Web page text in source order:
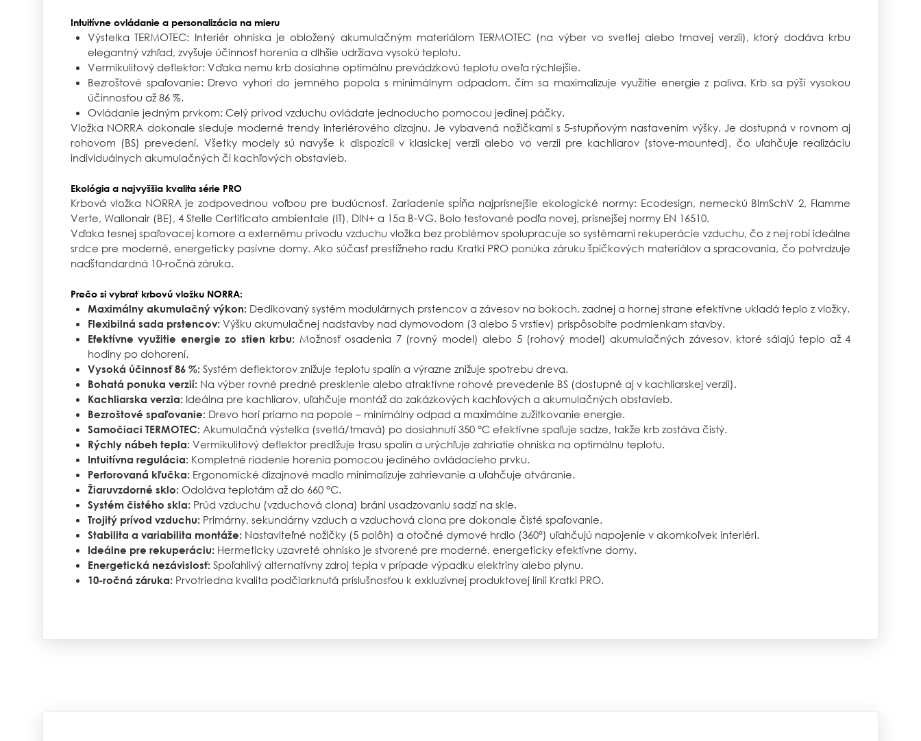
Intuitívne ovládanie a personalizácia na mieru
Výstelka TERMOTEC: Interiér ohniska je obložený akumulačným materiálom TERMOTEC (na výber vo svetlej alebo tmavej verzii), ktorý dodáva krbu
elegantný vzhľad, zvyšuje účinnosť horenia a dlhšie udržiava vysokú teplotu.
Vermikulitový deflektor: Vďaka nemu krb dosiahne optimálnu prevádzkovú teplotu oveľa rýchlejšie.
Bezroštové spaľovanie: Drevo vyhorí do jemného popola s minimálnym odpadom, čím sa maximalizuje využitie energie z paliva. Krb sa pýši vysokou
účinnosťou až 86 %.
Ovládanie jedným prvkom: Celý prívod vzduchu ovládate jednoducho pomocou jedinej páčky.
Vložka NORRA dokonale sleduje moderné trendy interiérového dizajnu. Je vybavená nožičkami s 5-stupňovým nastavením výšky. Je dostupná v rovnom aj
rohovom (BS) prevedení. Všetky modely sú navyše k dispozícii v klasickej verzii alebo vo verzii pre kachliarov (stove-mounted), čo uľahčuje realizáciu
individuálnych akumulačných či kachľových obstavieb.
Ekológia a najvyššia kvalita série PRO
Krbová vložka NORRA je zodpovednou voľbou pre budúcnosť. Zariadenie spĺňa najprísnejšie ekologické normy: Ecodesign, nemeckú BlmSchV 2, Flamme
Verte, Wallonair (BE), 4 Stelle Certificato ambientale (IT), DIN+ a 15a B-VG. Bolo testované podľa novej, prísnejšej normy EN 16510.
Vďaka tesnej spaľovacej komore a externému prívodu vzduchu vložka bez problémov spolupracuje so systémami rekuperácie vzduchu, čo z nej robí ideálne
srdce pre moderné, energeticky pasívne domy. Ako súčasť prestížneho radu Kratki PRO ponúka záruku špičkových materiálov a spracovania, čo potvrdzuje
nadštandardná 10-ročná záruka.
Prečo si vybrať krbovú vložku NORRA:
Maximálny akumulačný výkon: Dedikovaný systém modulárnych prstencov a závesov na bokoch, zadnej a hornej strane efektívne ukladá teplo z vložky.
Flexibilná sada prstencov: Výšku akumulačnej nadstavby nad dymovodom (3 alebo 5 vrstiev) prispôsobíte podmienkam stavby.
Efektívne využitie energie zo stien krbu: Možnosť osadenia 7 (rovný model) alebo 5 (rohový model) akumulačných závesov, ktoré sálajú teplo až 4
hodiny po dohorení.
Vysoká účinnosť 86 %: Systém deflektorov znižuje teplotu spalín a výrazne znižuje spotrebu dreva.
Bohatá ponuka verzií: Na výber rovné predné presklenie alebo atraktívne rohové prevedenie BS (dostupné aj v kachliarskej verzii).
Kachliarska verzia: Ideálna pre kachliarov, uľahčuje montáž do zakázkových kachľových a akumulačných obstavieb.
Bezroštové spaľovanie: Drevo horí priamo na popole – minimálny odpad a maximálne zužitkovanie energie.
Samočiaci TERMOTEC: Akumulačná výstelka (svetlá/tmavá) po dosiahnutí 350 °C efektívne spaľuje sadze, takže krb zostáva čistý.
Rýchly nábeh tepla: Vermikulitový deflektor predlžuje trasu spalín a urýchľuje zahriatie ohniska na optimálnu teplotu.
Intuitívna regulácia: Kompletné riadenie horenia pomocou jediného ovládacieho prvku.
Perforovaná kľučka: Ergonomické dizajnové madlo minimalizuje zahrievanie a uľahčuje otváranie.
Žiaruvzdorné sklo: Odoláva teplotám až do 660 °C.
Systém čistého skla: Prúd vzduchu (vzduchová clona) bráni usadzovaniu sadzí na skle.
Trojitý prívod vzduchu: Primárny, sekundárny vzduch a vzduchová clona pre dokonale čisté spaľovanie.
Stabilita a variabilita montáže: Nastaviteľné nožičky (5 polôh) a otočné dymové hrdlo (360°) uľahčujú napojenie v akomkoľvek interiéri.
Ideálne pre rekuperáciu: Hermeticky uzavreté ohnisko je stvorené pre moderné, energeticky efektívne domy.
Energetická nezávislosť: Spoľahlivý alternatívny zdroj tepla v prípade výpadku elektriny alebo plynu.
10-ročná záruka: Prvotriedna kvalita podčiarknutá príslušnosťou k exkluzívnej produktovej línii Kratki PRO.